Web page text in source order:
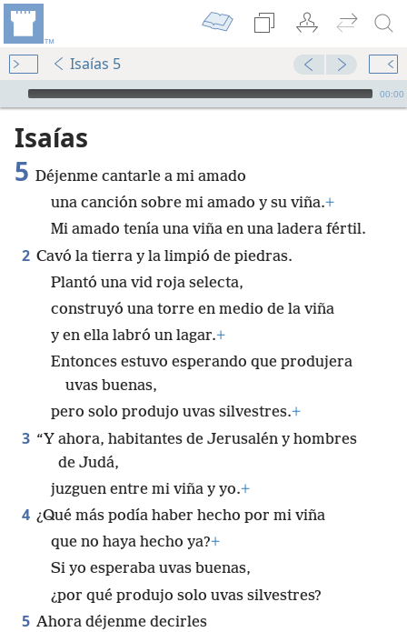
Isaías 5
Audio Player
00:00
Isaías
5 Déjenme cantarle a mi amado
una canción sobre mi amado y su viña.+
Mi amado tenía una viña en una ladera fértil.
2 Cavó la tierra y la limpió de piedras.
Plantó una vid roja selecta,
construyó una torre en medio de la viña
y en ella labró un lagar.+
Entonces estuvo esperando que produjera
uvas buenas,
pero solo produjo uvas silvestres.+
3 “Y ahora, habitantes de Jerusalén y hombres
de Judá,
juzguen entre mi viña y yo.+
4 ¿Qué más podía haber hecho por mi viña
que no haya hecho ya?+
Si yo esperaba uvas buenas,
¿por qué produjo solo uvas silvestres?
5 Ahora déjenme decirles